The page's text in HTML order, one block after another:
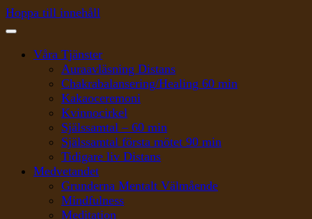
Hoppa till innehåll
Våra Tjänster
Auraavläsning Distans
Chakrabalansering/Healing 60 min
Kakaoceremoni
Kvinnocirkel
Själssamtal – 60 min
Själssamtal första mötet 90 min
Tidigare liv Distans
Medvetandet
Grunderna Mentalt Välmående
Mindfulness
Meditation